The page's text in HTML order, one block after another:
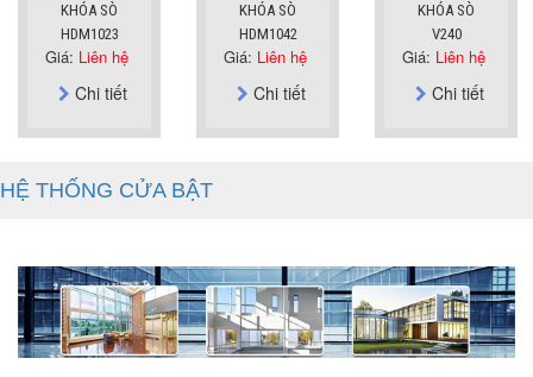
KHÓA SÒ
HDM1023
Giá: Liên hệ
Chi tiết
KHÓA SÒ
HDM1042
Giá: Liên hệ
Chi tiết
KHÓA SÒ
V240
Giá: Liên hệ
Chi tiết
HỆ THỐNG CỬA BẬT